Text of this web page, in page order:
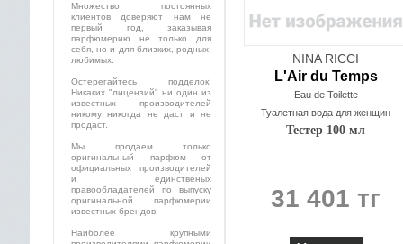
NINA RICCI
L'Air du Temps
Eau de Toilette
Туалетная вода для женщин
Тестер 100 мл
31 401 тг
Множество постоянных
клиентов доверяют нам не
первый год, заказывая
парфюмерию не только для
себя, но и для близких, родных,
любимых.
Остерегайтесь подделок!
Никаких "лицензий" ни один из
известных производителей
никому никогда не даст и не
продаст.
Мы продаем только
оригинальный парфюм от
официальных производителей
и единственых
правообладателей по выпуску
оригинальной парфюмерии
известных брендов.
Наиболее крупными